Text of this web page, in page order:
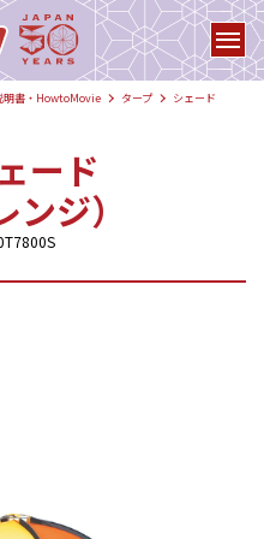
明書・HowtoMovie タープ
シェード
ード
ジ）